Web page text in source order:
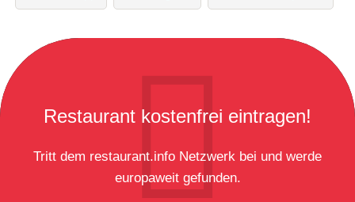
Restaurant kostenfrei eintragen!
Tritt dem restaurant.info Netzwerk bei und werde
europaweit gefunden.